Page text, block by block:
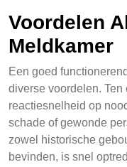
Voordelen
Meldkamer
Een goed
diverse voordelen.
reactiesnelheid op
schade of gewonde
zowel historische
bevinden, is snel